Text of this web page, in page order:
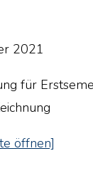
2021
für
öffnen]